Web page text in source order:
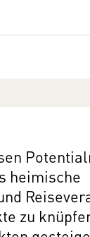
heimische
zu